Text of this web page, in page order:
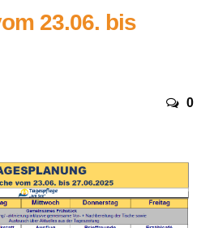
23.06. bis
0